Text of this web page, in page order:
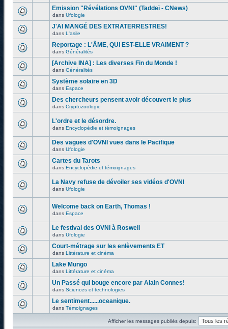
Emission "Révélations OVNI" (Taddeï - CNews)
dans Ufologie
J'AI MANGÉ DES EXTRATERRESTRES!
dans L'asile
Reportage : L'ÂME, QUI EST-ELLE VRAIMENT ?
dans Généralités
[Archive INA] : Les diverses Fin du Monde !
dans Généralités
Système solaire en 3D
dans Espace
Des chercheurs pensent avoir découvert le plus
dans Cryptozoologie
L'ordre et le désordre.
dans Encyclopédie et témoignages
Des vagues d'OVNI vues dans le Pacifique
dans Ufologie
Cartes du Tarots
dans Encyclopédie et témoignages
La Navy refuse de dévoiler ses vidéos d'OVNI
dans Ufologie
Welcome back on Earth, Thomas !
dans Espace
Le festival des OVNI à Roswell
dans Ufologie
Court-métrage sur les enlèvements ET
dans Littérature et cinéma
Lake Mungo
dans Littérature et cinéma
Un Passé qui bouge encore par Alain Connes!
dans Sciences et technologies
Le sentiment......oceanique.
dans Témoignages
Afficher les messages publiés depuis: